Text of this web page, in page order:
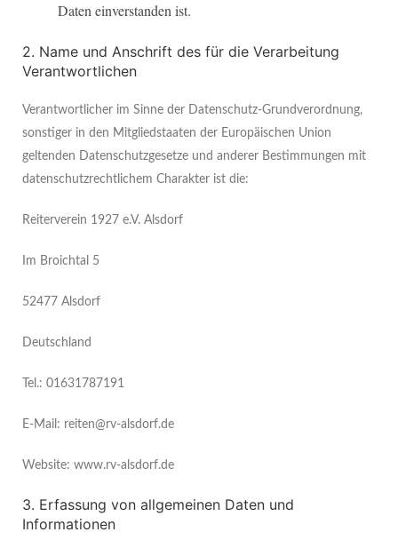
Daten einverstanden ist.
2. Name und Anschrift des für die Verarbeitung
Verantwortlichen
Verantwortlicher im Sinne der Datenschutz-Grundverordnung,
sonstiger in den Mitgliedstaaten der Europäischen Union
geltenden Datenschutzgesetze und anderer Bestimmungen mit
datenschutzrechtlichem Charakter ist die:
Reiterverein 1927 e.V. Alsdorf
Im Broichtal 5
52477 Alsdorf
Deutschland
Tel.: 01631787191
E-Mail: reiten@rv-alsdorf.de
Website: www.rv-alsdorf.de
3. Erfassung von allgemeinen Daten und
Informationen